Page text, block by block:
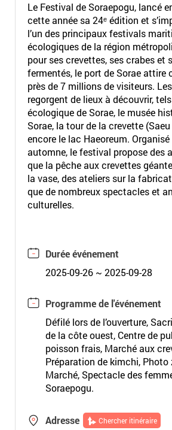
Le Festival de Soraepogu, lancé
cette année sa 24ᵉ édition et
l’un des principaux festivals
écologiques de la région
pour ses crevettes, ses crabes et
fermentés, le port de Sorae attire
près de 7 millions de visiteurs.
regorgent de lieux à découvrir,
écologique de Sorae, le musée
Sorae, la tour de la crevette
encore le lac Haeoreum.
automne, le festival propose des
que la pêche aux crevettes
la vase, des ateliers sur la
que de nombreux spectacles et
culturelles.
Durée événement
2025-09-26 ~ 2025-09-28
Programme de l'événement
Défilé lors de l’ouverture,
de la côte ouest, Centre de
poisson frais, Marché aux
Préparation de kimchi, Photo
Marché, Spectacle des
Soraepogu.
Adresse Chercher itinéraire